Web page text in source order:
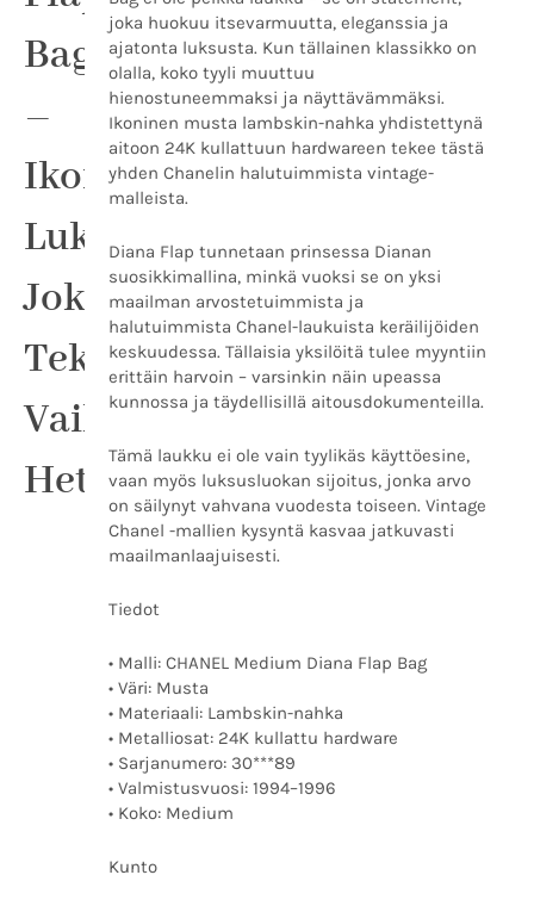
Bag
–
Ikoninen
Luksuslaukku,
Joka
Tekee
Vaikutuksen
Heti
joka
tekee
vaikutuksen
määrä
joka huokuu itsevarmuutta, eleganssia ja
ajatonta luksusta. Kun tällainen klassikko on
olalla, koko tyyli muuttuu
hienostuneemmaksi ja näyttävämmäksi.
Ikoninen musta lambskin-nahka yhdistettynä
aitoon 24K kullattuun hardwareen tekee tästä
yhden Chanelin halutuimmista vintage-
malleista.
Diana Flap tunnetaan prinsessa Dianan
suosikkimallina, minkä vuoksi se on yksi
maailman arvostetuimmista ja
halutuimmista Chanel-laukuista keräilijöiden
keskuudessa. Tällaisia yksilöitä tulee myyntiin
erittäin harvoin – varsinkin näin upeassa
kunnossa ja täydellisillä aitousdokumenteilla.
Tämä laukku ei ole vain tyylikäs käyttöesine,
vaan myös luksusluokan sijoitus, jonka arvo
on säilynyt vahvana vuodesta toiseen. Vintage
Chanel -mallien kysyntä kasvaa jatkuvasti
maailmanlaajuisesti.
Tiedot
• Malli: CHANEL Medium Diana Flap Bag
• Väri: Musta
• Materiaali: Lambskin-nahka
• Metalliosat: 24K kullattu hardware
• Sarjanumero: 30***89
• Valmistusvuosi: 1994–1996
• Koko: Medium
Kunto